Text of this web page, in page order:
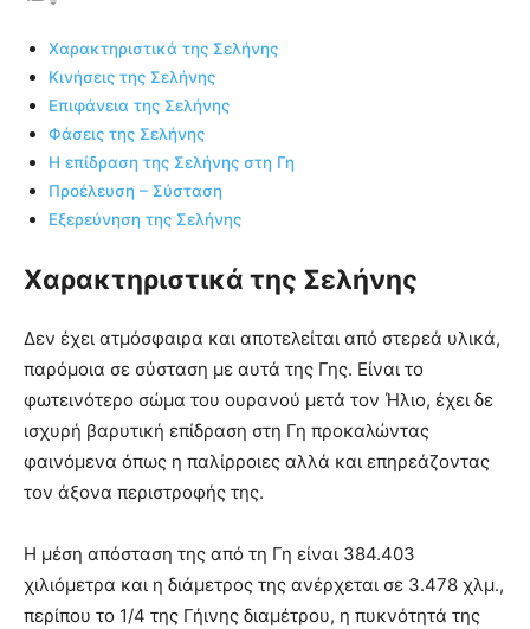
Xαρακτηριστικά της Σελήνης
Κινήσεις της Σελήνης
Επιφάνεια της Σελήνης
Φάσεις της Σελήνης
Η επίδραση της Σελήνης στη Γη
Προέλευση – Σύσταση
Εξερεύνηση της Σελήνης
Xαρακτηριστικά της Σελήνης
Δεν έχει ατμόσφαιρα και αποτελείται από στερεά υλικά,
παρόμοια σε σύσταση με αυτά της Γης. Είναι το
φωτεινότερο σώμα του ουρανού μετά τον Ήλιο, έχει δε
ισχυρή βαρυτική επίδραση στη Γη προκαλώντας
φαινόμενα όπως η παλίρροιες αλλά και επηρεάζοντας
τον άξονα περιστροφής της.
Η μέση απόσταση της από τη Γη είναι 384.403
χιλιόμετρα και η διάμετρος της ανέρχεται σε 3.478 χλμ.,
περίπου το 1/4 της Γήινης διαμέτρου, η πυκνότητά της